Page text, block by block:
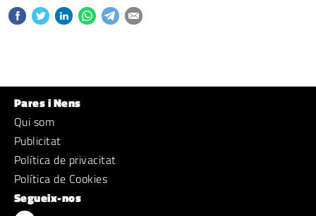
Pares i Nens
Qui som
Publicitat
Política de privacitat
Política de Cookies
Segueix-nos